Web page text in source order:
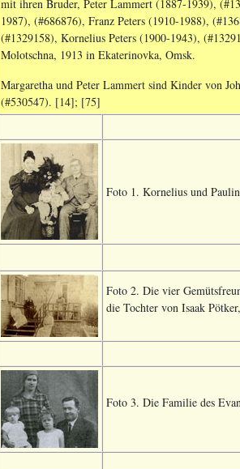
mit ihren Bruder, Peter Lammert (1887-1939),
1987), (#686876), Franz Peters (1910-1988),
(#1329158), Kornelius Peters (1900-1943),
Molotschna, 1913 in Ekaterinovka, Omsk.
Margaretha und Peter Lammert sind Kinder von
(#530547). [14]; [75]
Foto 1. Kornelius und
Foto 2. Die vier
die Tochter von Isaak
Foto 3. Die Familie des